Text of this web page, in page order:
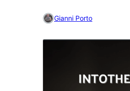
Gianni Porto